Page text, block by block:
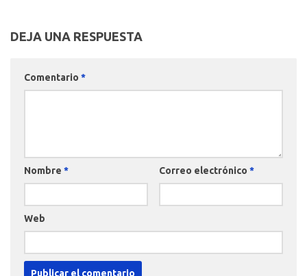
DEJA UNA RESPUESTA
Comentario *
Nombre * Correo electrónico *
Web